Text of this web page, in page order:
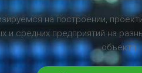
на построении,
и средних предприятий на
объекта.